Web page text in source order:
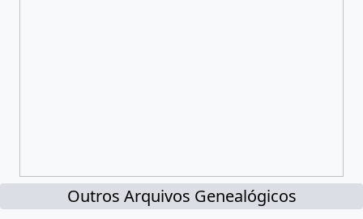
Outros Arquivos Genealógicos